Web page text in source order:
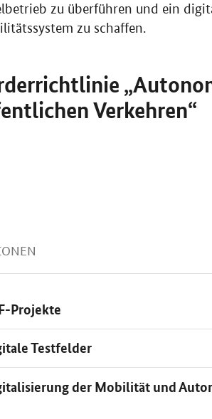
zu überführen und ein
zu schaffen.
Verkehren“
Projekte
Testfelder
der Mobilität und